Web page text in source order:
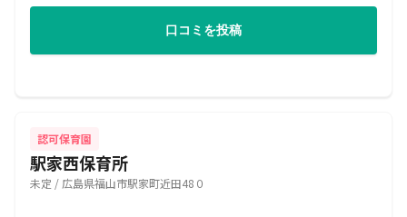
口コミを投稿
認可保育園
駅家西保育所
未定 / 広島県福山市駅家町近田48０